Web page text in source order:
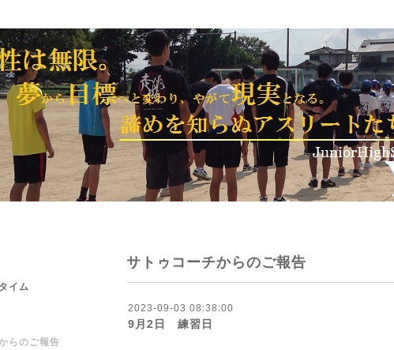
サトゥコーチからのご報告
2023-09-03 08:38:00
9月2日 練習日
イム
らのご報告